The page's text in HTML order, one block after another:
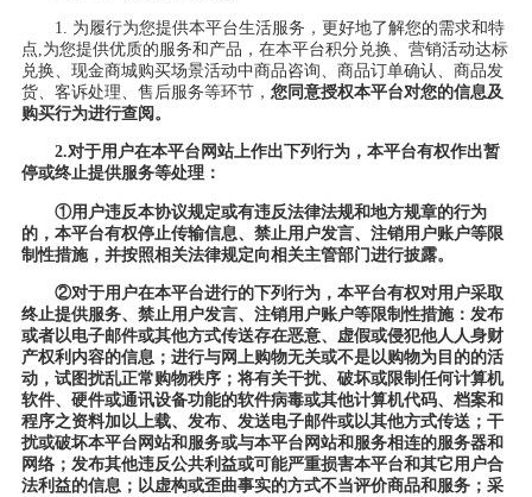
1. 为履行为您提供本平台生活服务，更好地了解您的需求和特
点,为您提供优质的服务和产品，在本平台积分兑换、营销活动达标
兑换、现金商城购买场景活动中商品咨询、商品订单确认、商品发
货、客诉处理、售后服务等环节， 您同意授权本平台对您的信息及
购买行为进行查阅。
2.对于用户在本平台网站上作出下列行为，本平台有权作出暂
停或终止提供服务等处理：
①用户违反本协议规定或有违反法律法规和地方规章的行为
的，本平台有权停止传输信息、禁止用户发言、注销用户账户等限
制性措施，并按照相关法律规定向相关主管部门进行披露。
②对于用户在本平台进行的下列行为，本平台有权对用户采取
终止提供服务、禁止用户发言、注销用户账户等限制性措施：发布
或者以电子邮件或其他方式传送存在恶意、虚假或侵犯他人人身财
产权利内容的信息； 进行与网上购物无关或不是以购物为目的的活
动，试图扰乱正常购物秩序； 将有关干扰、破坏或限制任何计算机
软件、硬件或通讯设备功能的软件病毒或其他计算机代码、档案和
程序之资料加以上载、发布、发送电子邮件或以其他方式传送； 干
扰或破坏本平台网站和服务或与本平台网站和服务相连的服务器和
网络； 发布其他违反公共利益或可能严重损害本平台和其它用户合
法利益的信息； 以虚构或歪曲事实的方式不当评价商品和服务； 采